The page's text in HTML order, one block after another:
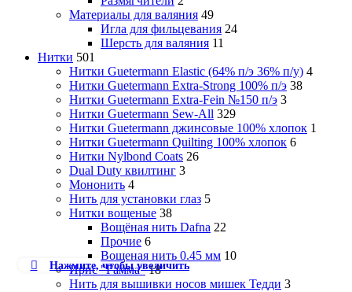
Нажмите, чтобы увеличить
Материалы для валяния 49
Игла для фильцевания 24
Шерсть для валяния 11
Нитки 501
Нитки Guetermann Elastic (64% п/э 36% п/у) 4
Нитки Guetermann Extra-Strong 100% п/э 38
Нитки Guetermann Extra-Fein №150 п/э 3
Нитки Guetermann Sew-All 329
Нитки Guetermann джинсовые 100% хлопок 1
Нитки Guetermann Quilting 100% хлопок 6
Нитки Nylbond Coats 26
Dual Duty квилтинг 3
Мононить 4
Нить для установки глаз 5
Нитки вощеные 38
Вощёная нить Dafna 22
Прочие 6
Вощеная нить 0.45 мм 10
Ирис "Гамма" 18
Нить для вышивки носов мишек Тедди 3